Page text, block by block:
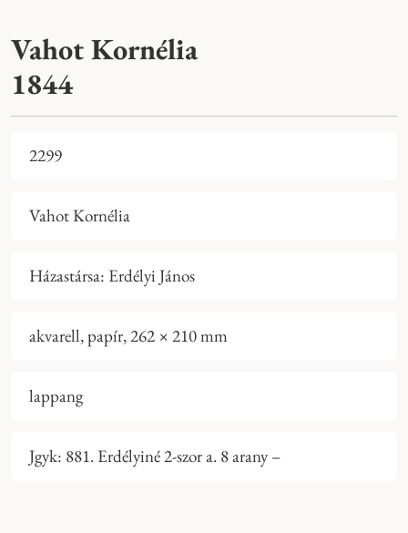
Vahot Kornélia
1844
2299
Vahot Kornélia
Házastársa: Erdélyi János
akvarell, papír, 262 × 210 mm
lappang
Jgyk: 881. Erdélyiné 2-szor a. 8 arany –